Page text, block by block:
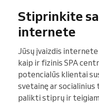
Stiprinkite
internete
Jūsų įvaizdis
kaip ir fizinis SPA
potencialūs klientai
svetainę ar
palikti stiprų ir